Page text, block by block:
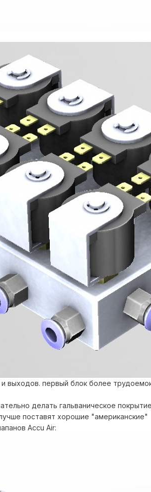
выходов. первый блок более
делать гальваническое
поставят хорошие "американские"
Accu Air: